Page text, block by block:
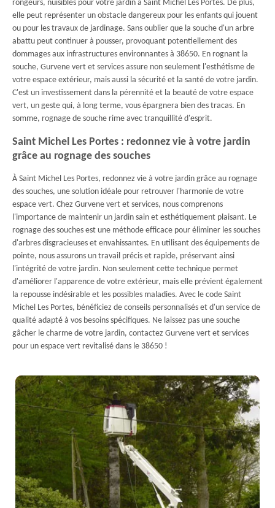
rongeurs, nuisibles pour votre jardin à Saint Michel Les Portes. De plus,
elle peut représenter un obstacle dangereux pour les enfants qui jouent
ou pour les travaux de jardinage. Sans oublier que la souche d'un arbre
abattu peut continuer à pousser, provoquant potentiellement des
dommages aux infrastructures environnantes à 38650. En rognant la
souche, Gurvene vert et services assure non seulement l'esthétisme de
votre espace extérieur, mais aussi la sécurité et la santé de votre jardin.
C'est un investissement dans la pérennité et la beauté de votre espace
vert, un geste qui, à long terme, vous épargnera bien des tracas. En
somme, rognage de souche rime avec tranquillité d'esprit.
Saint Michel Les Portes : redonnez vie à votre jardin
grâce au rognage des souches
À Saint Michel Les Portes, redonnez vie à votre jardin grâce au rognage
des souches, une solution idéale pour retrouver l'harmonie de votre
espace vert. Chez Gurvene vert et services, nous comprenons
l'importance de maintenir un jardin sain et esthétiquement plaisant. Le
rognage des souches est une méthode efficace pour éliminer les souches
d'arbres disgracieuses et envahissantes. En utilisant des équipements de
pointe, nous assurons un travail précis et rapide, préservant ainsi
l'intégrité de votre jardin. Non seulement cette technique permet
d'améliorer l'apparence de votre extérieur, mais elle prévient également
la repousse indésirable et les possibles maladies. Avec le code Saint
Michel Les Portes, bénéficiez de conseils personnalisés et d'un service de
qualité adapté à vos besoins spécifiques. Ne laissez pas une souche
gâcher le charme de votre jardin, contactez Gurvene vert et services
pour un espace vert revitalisé dans le 38650 !